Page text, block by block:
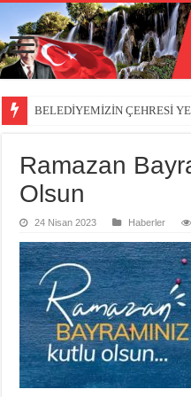
BELEDİYEMİZİN ÇEHRESİ
Ramazan
Olsun
24 Nisan 2023 Haberler